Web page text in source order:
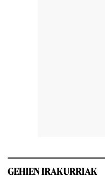
GEHIEN IRAKURRIAK